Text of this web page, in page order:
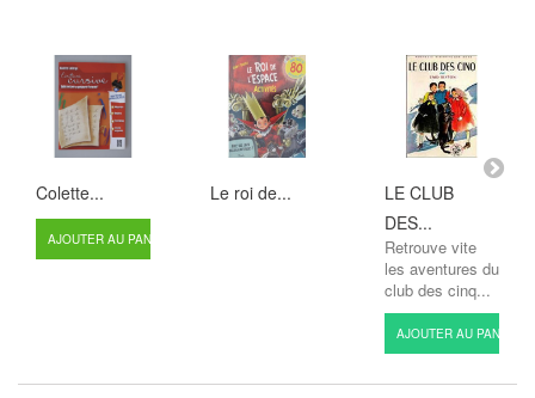
Colette...
AJOUTER AU PANIER
Le roi de...
LE CLUB
DES...
Retrouve vite
les aventures du
club des cinq...
AJOUTER AU PANIER